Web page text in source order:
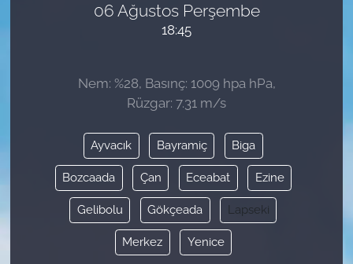
06 Ağustos Perşembe
18:45
Nem: %28, Basınç: 1009 hpa hPa,
Rüzgar: 7.31 m/s
Ayvacık Bayramiç Biga
Bozcaada Çan Eceabat Ezine
Gelibolu Gökçeada Lapseki
Merkez Yenice